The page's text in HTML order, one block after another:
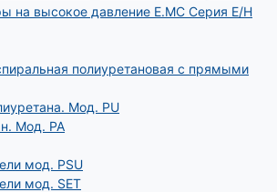
на высокое давление E.MC Серия E/H
полиуретановая с прямыми
Мод. РU
Мод. PA
мод. PSU
мод. SET